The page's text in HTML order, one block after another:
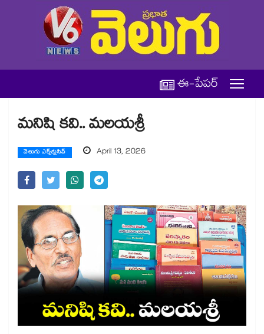
ఈ-పేపర్
మనిషి కవి.. మలయశ్రీ
వెలుగు ఎక్స్‌క్లుసివ్ April 13, 2026